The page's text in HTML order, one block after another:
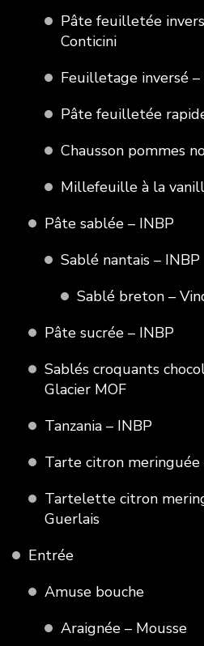
Pâte feuilletée
Conticini
Feuilletage inversé
Pâte feuilletée
Chausson pommes
Millefeuille à la
Pâte sablée – INBP
Sablé nantais – INBP
Sablé breton –
Pâte sucrée – INBP
Sablés croquants
Glacier MOF
Tanzania – INBP
Tarte citron meringuée
Tartelette citron
Guerlais
Entrée
Amuse bouche
Araignée – Mousse